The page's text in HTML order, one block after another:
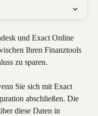
und Exact Online
Ihren Finanztools
zu sparen.
Sie sich mit Exact
abschließen. Die
diese Daten in